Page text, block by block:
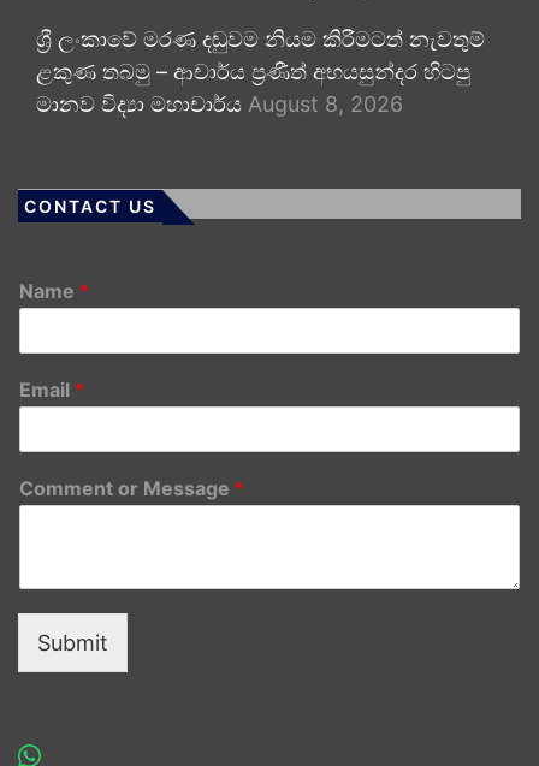
ශ්‍රී ලංකාවේ මරණ දඬුවම නියම කිරීමටත් නැවතුම්
ළකුණ තබමු – ආචාර්ය ප්‍රණීත් අභයසුන්දර හිටපු
මානව විද්‍යා මහාචාර්ය August 8, 2026
CONTACT US
Name *
Email *
Comment or Message *
Submit